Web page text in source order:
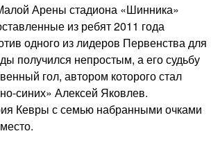
Арены стадиона «Шинника»
из ребят 2011 года
одного из лидеров Первенства для
получился непростым, а его судьбу
гол, автором которого стал
синих» Алексей Яковлев.
Кевры с семью набранными очками